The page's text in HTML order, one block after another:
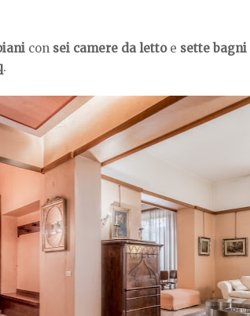
con sei camere da lettoe sette bagni
.